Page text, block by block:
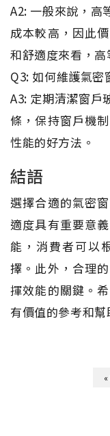
A2: 一般來說，高
成本較高，因此
和舒適度來看，高
Q3: 如何維護氣密
A3: 定期清潔窗戶
條，保持窗戶機
性能的好方法。
結語
選擇合適的氣密
適度具有重要意
能，消費者可以
擇。此外，合理
揮效能的關鍵。
有價值的參考和幫